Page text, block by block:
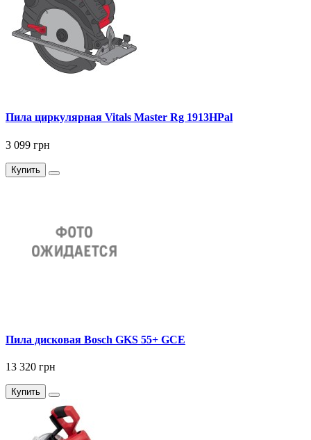
Пила циркулярная Vitals Master Rg 1913HPal
3 099 грн
Купить
Пила дисковая Bosch GKS 55+ GCE
13 320 грн
Купить